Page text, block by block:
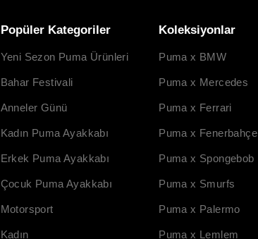
Popüler Kategoriler
Yeni Sezon Puma Ürünleri
Bahar Festivali
Anneler Günü
Kadın Puma Ayakkabı
Erkek Puma Ayakkabı
Çocuk Puma Ayakkabı
Motorsport
Kadın
Koleksiyonlar
Puma x BMW
Puma x Mercedes
Puma x Ferrari
Puma x Fenerbahçe
Puma x Spongebob
Puma x Smurfs
Puma x Palermo
Puma x Lemlem